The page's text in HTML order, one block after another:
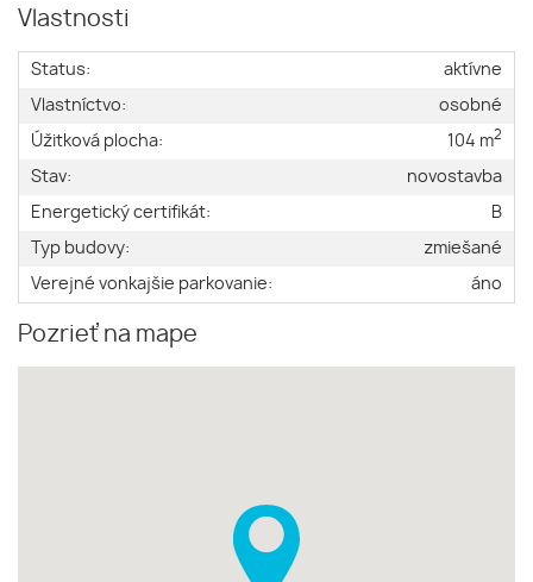
Vlastnosti
Status:
aktívne
Vlastníctvo:
osobné
Úžitková plocha:
104 m2
Stav:
novostavba
Energetický certifikát:
B
Typ budovy:
zmiešané
Verejné vonkajšie parkovanie:
áno
Pozrieť na mape